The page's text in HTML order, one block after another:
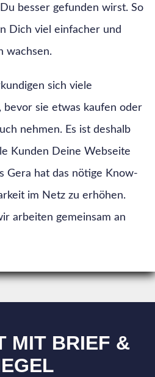
besser gefunden wirst. So
Dich viel einfacher und
wachsen.
sich viele
bevor sie etwas kaufen oder
nehmen. Es ist deshalb
Kunden Deine Webseite
Gera hat das nötige Know-
im Netz zu erhöhen.
arbeiten gemeinsam an
MIT BRIEF &